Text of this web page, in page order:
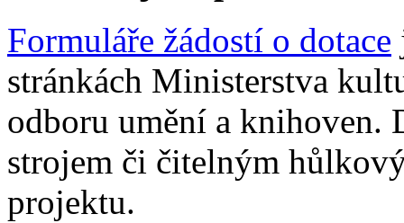
Formuláře žádostí o dotace
stránkách Ministerstva
odboru umění a knihoven.
strojem či čitelným
projektu.